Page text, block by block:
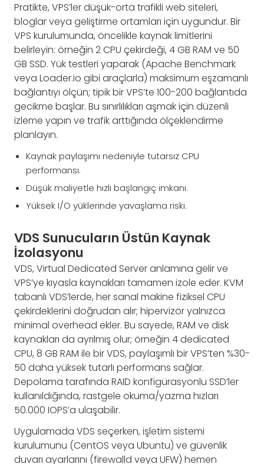
Pratikte, VPS’ler düşük-orta trafikli web siteleri,
bloglar veya geliştirme ortamları için uygundur. Bir
VPS kurulumunda, öncelikle kaynak limitlerini
belirleyin: örneğin 2 CPU çekirdeği, 4 GB RAM ve 50
GB SSD. Yük testleri yaparak (Apache Benchmark
veya Loader.io gibi araçlarla) maksimum eşzamanlı
bağlantıyı ölçün; tipik bir VPS’te 100-200 bağlantıda
gecikme başlar. Bu sınırlılıkları aşmak için düzenli
izleme yapın ve trafik arttığında ölçeklendirme
planlayın.
Kaynak paylaşımı nedeniyle tutarsız CPU
performansı.
Düşük maliyetle hızlı başlangıç imkanı.
Yüksek I/O yüklerinde yavaşlama riski.
VDS Sunucuların Üstün Kaynak
İzolasyonu
VDS, Virtual Dedicated Server anlamına gelir ve
VPS’ye kıyasla kaynakları tamamen izole eder. KVM
tabanlı VDS’lerde, her sanal makine fiziksel CPU
çekirdeklerini doğrudan alır; hipervizör yalnızca
minimal overhead ekler. Bu sayede, RAM ve disk
kaynakları da ayrılmış olur; örneğin 4 dedicated
CPU, 8 GB RAM ile bir VDS, paylaşımlı bir VPS’ten %30-
50 daha yüksek tutarlı performans sağlar.
Depolama tarafında RAID konfigürasyonlu SSD’ler
kullanıldığında, rastgele okuma/yazma hızları
50.000 IOPS’a ulaşabilir.
Uygulamada VDS seçerken, işletim sistemi
kurulumunu (CentOS veya Ubuntu) ve güvenlik
duvarı ayarlarını (firewalld veya UFW) hemen